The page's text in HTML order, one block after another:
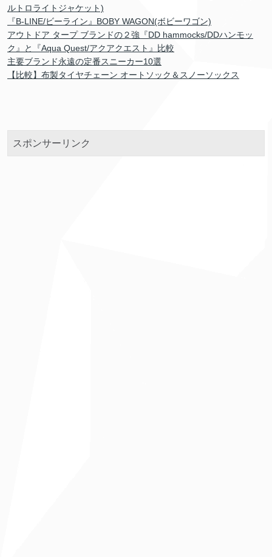
ルトロライトジャケット)
『B-LINE/ビーライン』BOBY WAGON(ボビーワゴン)
アウトドア タープ ブランドの２強『DD hammocks/DDハンモッ
ク』と『Aqua Quest/アクアクエスト』比較
主要ブランド永遠の定番スニーカー10選
【比較】布製タイヤチェーン オートソック＆スノーソックス
スポンサーリンク